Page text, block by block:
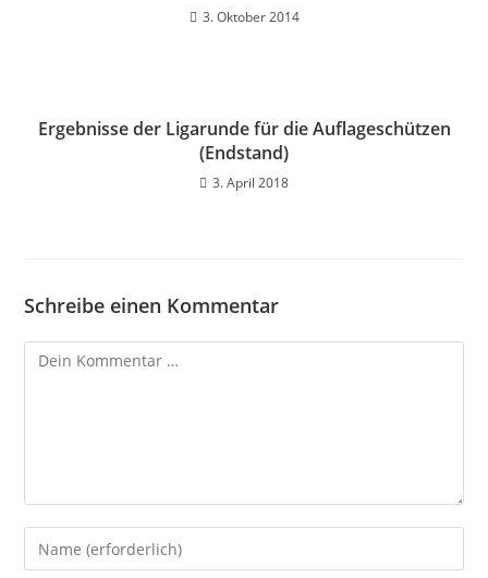
3. Oktober 2014
Ergebnisse der Ligarunde für die Auflageschützen
(Endstand)
3. April 2018
Schreibe einen Kommentar
Kommentar
Gib
deinen